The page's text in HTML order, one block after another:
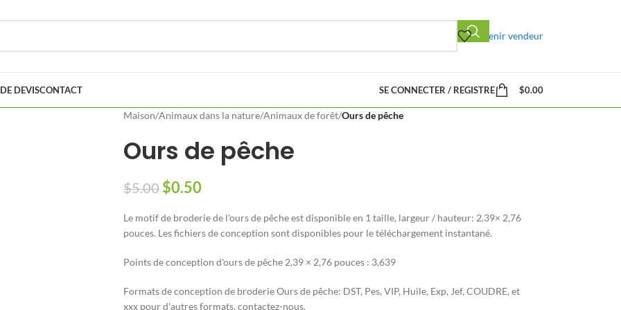
Devenir vendeur
DEVISCONTACT SE CONNECTER / REGISTRE $0.00
Maison/Animaux dans la nature/Animaux de forêt/Ours de pêche
Ours de pêche
$5.00 $0.50
Le motif de broderie de l'ours de pêche est disponible en 1 taille, largeur / hauteur: 2.39× 2,76
pouces. Les fichiers de conception sont disponibles pour le téléchargement instantané.
Points de conception d'ours de pêche 2,39 × 2,76 pouces : 3,639
Formats de conception de broderie Ours de pêche: DST, Pes, VIP, Huile, Exp, Jef, COUDRE, et
xxx pour d'autres formats, contactez-nous.